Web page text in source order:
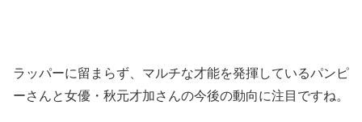
ラッパーに留まらず、マルチな才能を発揮しているパンピ
ーさんと女優・秋元才加さんの今後の動向に注目ですね。